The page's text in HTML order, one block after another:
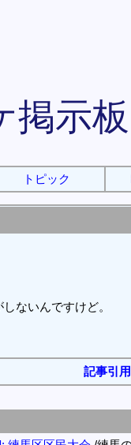
掲示板
トピック
ないんですけど。
記事引用